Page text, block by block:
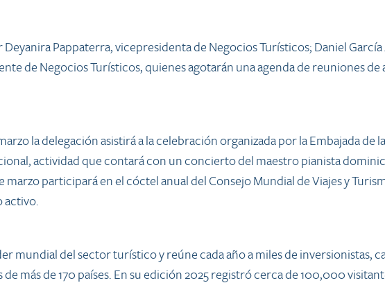
Pappaterra, vicepresidenta de Negocios Turísticos; Daniel
de Negocios Turísticos, quienes agotarán una agenda de reuniones
la delegación asistirá a la celebración organizada por la Embajada de
actividad que contará con un concierto del maestro pianista
participará en el cóctel anual del Consejo Mundial de Viajes y
activo.
mundial del sector turístico y reúne cada año a miles de inversionistas,
más de 170 países. En su edición 2025 registró cerca de 100,000